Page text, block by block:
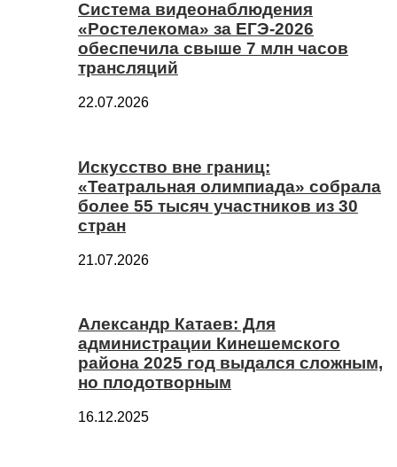
Система видеонаблюдения
«Ростелекома» за ЕГЭ-2026
обеспечила свыше 7 млн часов
трансляций
22.07.2026
Искусство вне границ:
«Театральная олимпиада» собрала
более 55 тысяч участников из 30
стран
21.07.2026
Александр Катаев: Для
администрации Кинешемского
района 2025 год выдался сложным,
но плодотворным
16.12.2025